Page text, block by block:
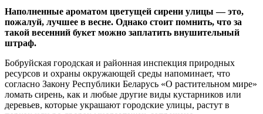
Наполненные ароматом цветущей сирени улицы — это,
пожалуй, лучшее в весне. Однако стоит помнить, что за
такой весенний букет можно заплатить внушительный
штраф.
Бобруйская городская и районная инспекция природных
ресурсов и охраны окружающей среды напоминает, что
согласно Закону Республики Беларусь «О растительном мире»
ломать сирень, как и любые другие виды кустарников или
деревьев, которые украшают городские улицы, растут в